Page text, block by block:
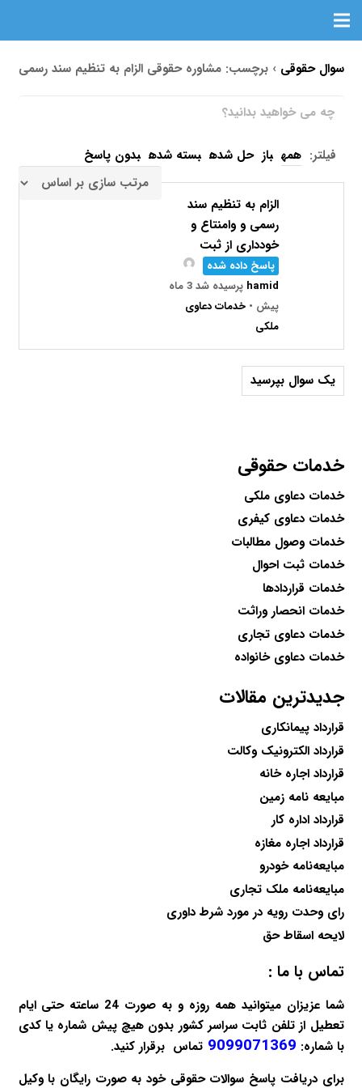
سوال حقوقی ›برچسب: مشاوره حقوقی الزام به تنظیم سند رسمی
فیلتر: همه باز حل شده بسته شده بدون پاسخ
الزام به تنظیم سند
رسمی و وامنتاع و
خودداری از ثبت
پاسخ داده شده
hamid
پرسیده شد 3 ماه
پیش •خدمات دعاوی
ملکی
یک سوال بپرسید
خدمات حقوقی
خدمات دعاوی ملکی
خدمات دعاوی کیفری
خدمات وصول مطالبات
خدمات ثبت احوال
خدمات قراردادها
خدمات انحصار وراثت
خدمات دعاوی تجاری
خدمات دعاوی خانواده
جدیدترین مقالات
قرارداد پیمانکاری
قرارداد الکترونیک وکالت
قرارداد اجاره خانه
مبایعه نامه زمین
قرارداد اداره کار
قرارداد اجاره مغازه
مبایعه‌نامه خودرو
مبایعه‌نامه ملک تجاری
رای وحدت رویه در مورد شرط داوری
لایحه اسقاط حق
تماس با ما :
شما عزیزان میتوانید همه روزه و به صورت 24 ساعته حتی ایام
تعطیل از تلفن ثابت سراسر کشور بدون هیچ پیش شماره یا کدی
با شماره: 9099071369 تماس برقرار کنید.
برای دریافت پاسخ سوالات حقوقی خود به صورت رایگان با وکیل